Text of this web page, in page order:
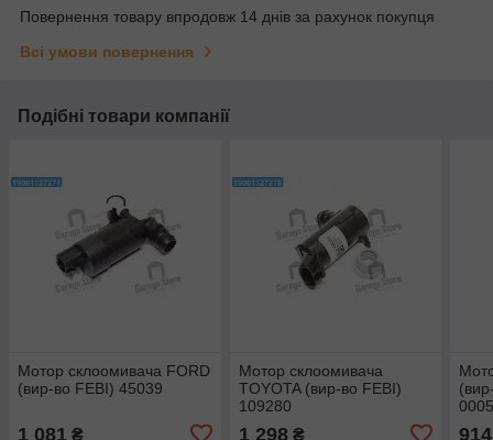
Повернення товару впродовж 14 днів за рахунок покупця
Всі умови повернення
Подібні товари компанії
Мотор склоомивача FORD
(вир-во FEBI) 45039
1 081 ₴
Мотор склоомивача
TOYOTA (вир-во FEBI)
109280
1 298₴ 914